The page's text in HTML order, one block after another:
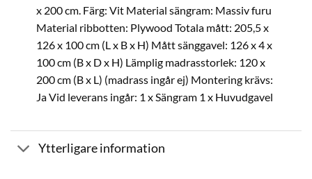
x 200 cm. Färg: Vit Material sängram: Massiv furu
Material ribbotten: Plywood Totala mått: 205,5 x
126 x 100 cm (L x B x H) Mått sänggavel: 126 x 4 x
100 cm (B x D x H) Lämplig madrasstorlek: 120 x
200 cm (B x L) (madrass ingår ej) Montering krävs:
Ja Vid leverans ingår: 1 x Sängram 1 x Huvudgavel
Ytterligare information